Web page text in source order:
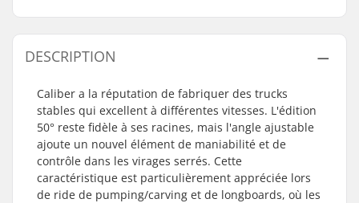
DESCRIPTION
Caliber a la réputation de fabriquer des trucks
stables qui excellent à différentes vitesses. L'édition
50° reste fidèle à ses racines, mais l'angle ajustable
ajoute un nouvel élément de maniabilité et de
contrôle dans les virages serrés. Cette
caractéristique est particulièrement appréciée lors
de ride de pumping/carving et de longboards, où les